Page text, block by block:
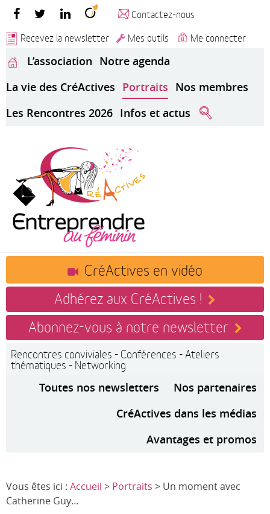
Contactez-nous
Recevez la newsletter
Mes outils Me connecter
L’association Notre agenda
La vie des CréActives Portraits Nos membres
Les Rencontres 2026 Infos et actus
CréActives en vidéo
Adhérez aux CréActives !
Abonnez-vous à notre newsletter
Rencontres conviviales - Conférences - Ateliers
thématiques - Networking
Toutes nos newsletters
Nos partenaires
CréActives dans les médias
Avantages et promos
Vous êtes ici : Accueil > Portraits > Un moment avec
Catherine Guy…